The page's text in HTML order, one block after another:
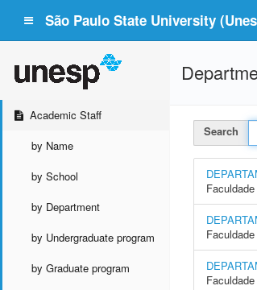
São Paulo State University
Academic Staff
by Name
by School
by Department
by Undergraduate program
by Graduate program
Search